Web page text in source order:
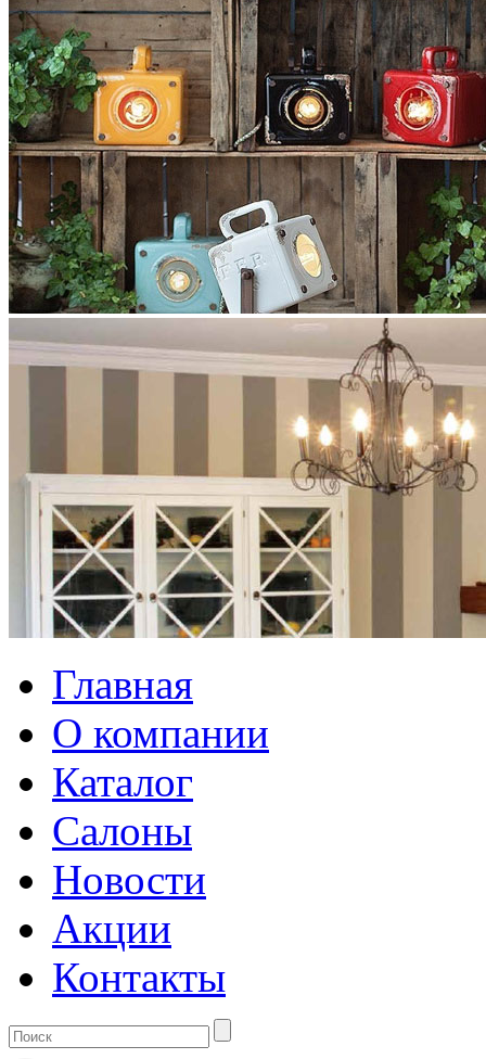
Главная
О компании
Каталог
Салоны
Новости
Акции
Контакты